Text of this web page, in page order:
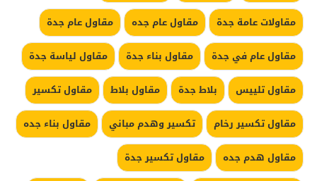
مقاولات عامة جدة
مقاول عام جده
مقاول عام جدة
مقاول عام في جدة
مقاول بناء جدة
مقاول لياسة جدة
مقاول تلييس
بلاط جدة مقاول بلاط
مقاول تكسير
مقاول تكسير رخام
تكسير وهدم مباني
مقاول بناء جده
مقاول هدم جده
مقاول تكسير جدة